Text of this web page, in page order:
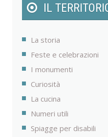
IL
La storia
Feste e celebrazioni
I monumenti
Curiosità
La cucina
Numeri utili
Spiagge per disabili